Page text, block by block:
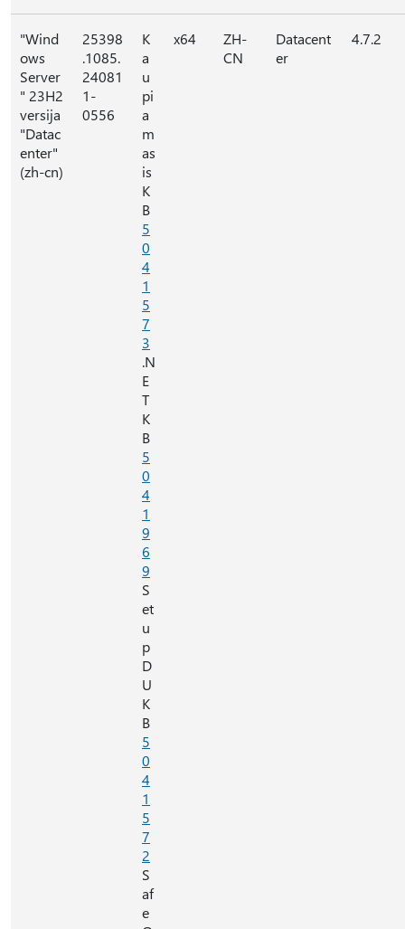
"Wind
ows
Server
" 23H2
versija
"Datac
enter"
(zh-cn)
25398
.1085.
24081
1-
0556
K
a
u
pi
a
m
as
is
K
B
5
0
4
1
5
7
3
.N
E
T
K
B
5
0
4
1
9
6
9
S
et
u
p
D
U
K
B
5
0
4
1
5
7
2
S
af
e
x64
ZH-
CN
Datacent
er
4.7.2